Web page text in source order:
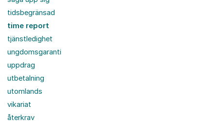
tidsbegränsad
time report
tjänstledighet
ungdomsgaranti
uppdrag
utbetalning
utomlands
vikariat
återkrav